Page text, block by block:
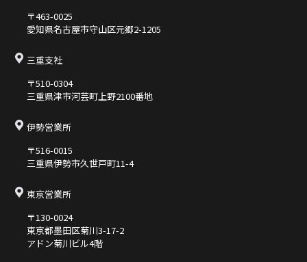
〒463-0025
愛知県名古屋市守山区元郷2-1205
三重支社
〒510-0304
三重県津市河芸町上野2100番地
伊勢営業所
〒516-0015
三重県伊勢市久世⼾町11-4
東京営業所
〒130-0024
東京都墨⽥区菊川3-17-2
アドン菊川ビル4階